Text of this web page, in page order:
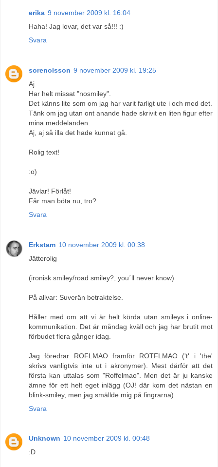
erika 9 november 2009 kl. 16:04
Haha! Jag lovar, det var så!!! :)
Svara
sorenolsson 9 november 2009 kl. 19:25
Aj.
Har helt missat "nosmiley".
Det känns lite som om jag har varit farligt ute i och med det.
Tänk om jag utan ont anande hade skrivit en liten figur efter
mina meddelanden.
Aj, aj så illa det hade kunnat gå.
Rolig text!
:o)
Jävlar! Förlåt!
Får man böta nu, tro?
Svara
Erkstam 10 november 2009 kl. 00:38
Jätterolig
(ironisk smiley/road smiley?, you´ll never know)
På allvar: Suverän betraktelse.
Håller med om att vi är helt körda utan smileys i online-
kommunikation. Det är måndag kväll och jag har brutit mot
förbudet flera gånger idag.
Jag föredrar ROFLMAO framför ROTFLMAO ('t' i 'the'
skrivs vanligtvis inte ut i akronymer). Mest därför att det
första kan uttalas som "Roffelmao". Men det är ju kanske
ämne för ett helt eget inlägg (OJ! där kom det nästan en
blink-smiley, men jag smällde mig på fingrarna)
Svara
Unknown 10 november 2009 kl. 00:48
:D